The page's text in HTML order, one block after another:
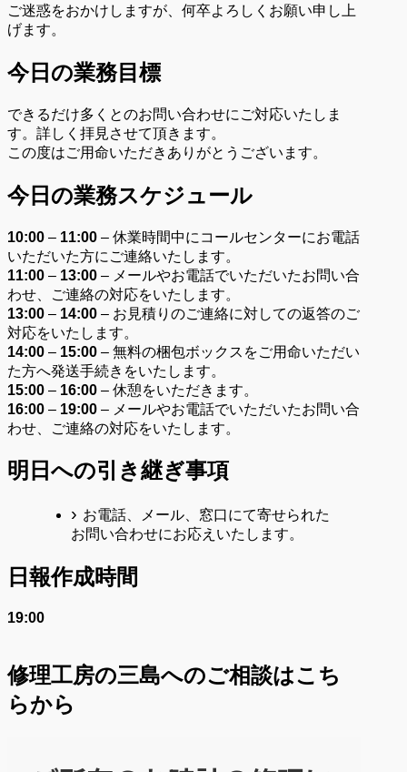
ご迷惑をおかけしますが、何卒よろしくお願い申し上
げます。
今日の業務目標
できるだけ多くとのお問い合わせにご対応いたしま
す。詳しく拝見させて頂きます。
この度はご用命いただきありがとうございます。
今日の業務スケジュール
10:00 – 11:00 – 休業時間中にコールセンターにお電話
いただいた方にご連絡いたします。
11:00 – 13:00 – メールやお電話でいただいたお問い合
わせ、ご連絡の対応をいたします。
13:00 – 14:00 – お見積りのご連絡に対しての返答のご
対応をいたします。
14:00 – 15:00 – 無料の梱包ボックスをご用命いただい
た方へ発送手続きをいたします。
15:00 – 16:00 – 休憩をいただきます。
16:00 – 19:00 – メールやお電話でいただいたお問い合
わせ、ご連絡の対応をいたします。
明日への引き継ぎ事項
お電話、メール、窓口にて寄せられた
お問い合わせにお応えいたします。
日報作成時間
19:00
修理工房の三島へのご相談はこち
らから